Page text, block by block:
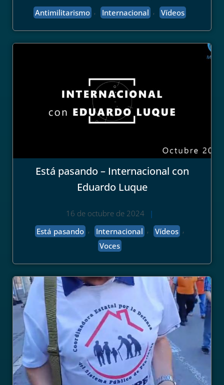
Antimilitarismo , Internacional , Vídeos
Está pasando – Internacional con
Eduardo Luque
16 de octubre de 2024
|
Está pasando , Internacional , Vídeos ,
Voces